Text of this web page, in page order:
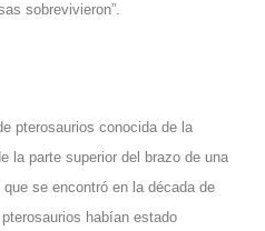
sobrevivieron”.
pterosaurios conocida de la
la parte superior del brazo de una
se encontró en la década de
habían estado